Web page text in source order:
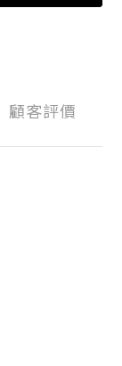
顧客評價